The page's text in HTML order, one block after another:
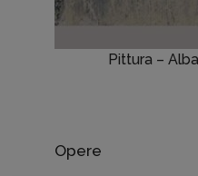
Pittura –
Opere